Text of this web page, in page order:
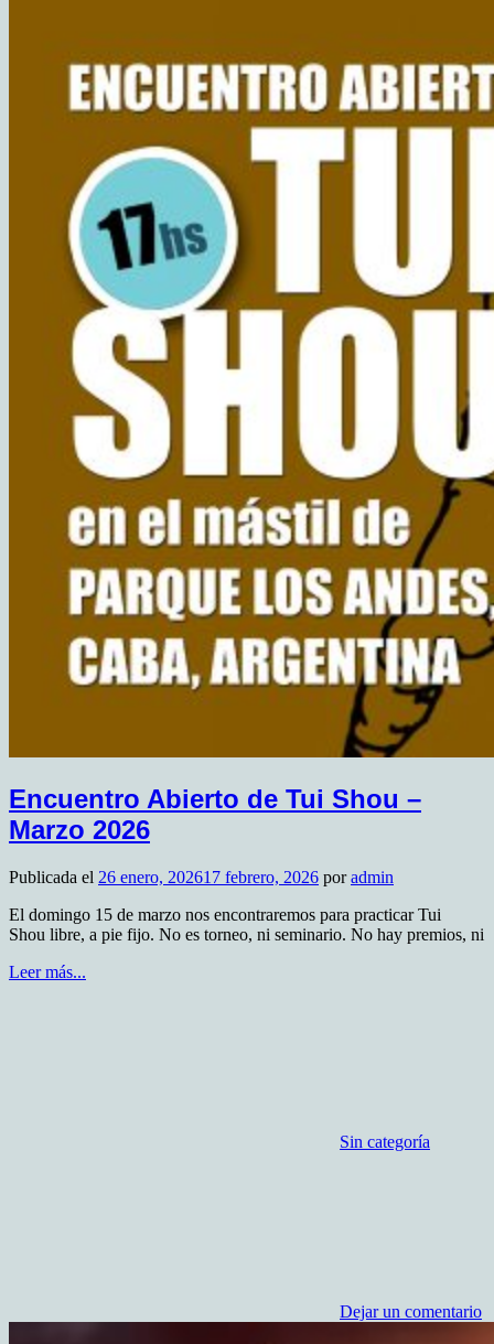
Encuentro Abierto de Tui Shou –
Marzo 2026
Publicada el 26 enero, 202617 febrero, 2026 poradmin
El domingo 15 de marzo nos encontraremos para practicar Tui
Shou libre, a pie fijo. No es torneo, ni seminario. No hay premios, ni
Leer más...
Sin categoría
Dejar un comentario